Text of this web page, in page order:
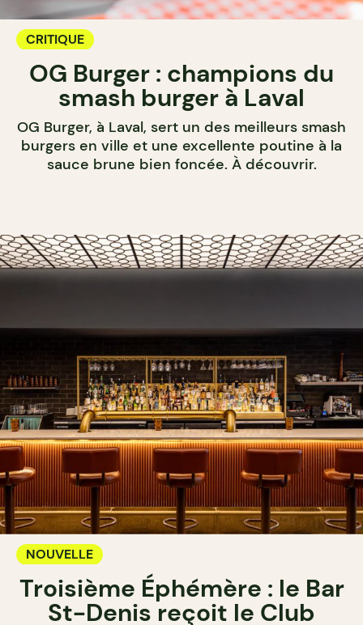
CRITIQUE
OG Burger : champions du
smash burger à Laval
OG Burger, à Laval, sert un des meilleurs smash
burgers en ville et une excellente poutine à la
sauce brune bien foncée. À découvrir.
NOUVELLE
Troisième Éphémère : le Bar
St-Denis reçoit le Club